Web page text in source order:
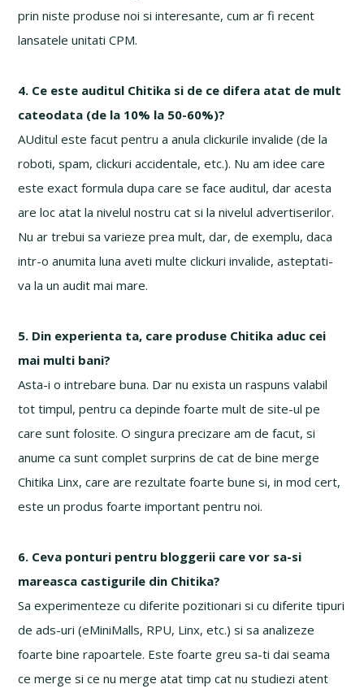
prin niste produse noi si interesante, cum ar fi recent
lansatele unitati CPM.
4. Ce este auditul Chitika si de ce difera atat de mult
cateodata (de la 10% la 50-60%)?
AUditul este facut pentru a anula clickurile invalide (de la
roboti, spam, clickuri accidentale, etc.). Nu am idee care
este exact formula dupa care se face auditul, dar acesta
are loc atat la nivelul nostru cat si la nivelul advertiserilor.
Nu ar trebui sa varieze prea mult, dar, de exemplu, daca
intr-o anumita luna aveti multe clickuri invalide, asteptati-
va la un audit mai mare.
5. Din experienta ta, care produse Chitika aduc cei
mai multi bani?
Asta-i o intrebare buna. Dar nu exista un raspuns valabil
tot timpul, pentru ca depinde foarte mult de site-ul pe
care sunt folosite. O singura precizare am de facut, si
anume ca sunt complet surprins de cat de bine merge
Chitika Linx, care are rezultate foarte bune si, in mod cert,
este un produs foarte important pentru noi.
6. Ceva ponturi pentru bloggerii care vor sa-si
mareasca castigurile din Chitika?
Sa experimenteze cu diferite pozitionari si cu diferite tipuri
de ads-uri (eMiniMalls, RPU, Linx, etc.) si sa analizeze
foarte bine rapoartele. Este foarte greu sa-ti dai seama
ce merge si ce nu merge atat timp cat nu studiezi atent